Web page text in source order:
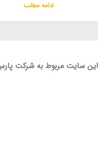
ادامه مطلب
سایت مربوط به شرکت